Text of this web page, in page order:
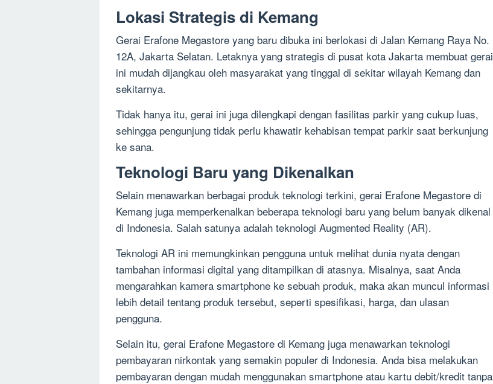
Lokasi Strategis di Kemang
Gerai Erafone Megastore yang baru dibuka ini berlokasi di Jalan Kemang Raya No.
12A, Jakarta Selatan. Letaknya yang strategis di pusat kota Jakarta membuat gerai
ini mudah dijangkau oleh masyarakat yang tinggal di sekitar wilayah Kemang dan
sekitarnya.
Tidak hanya itu, gerai ini juga dilengkapi dengan fasilitas parkir yang cukup luas,
sehingga pengunjung tidak perlu khawatir kehabisan tempat parkir saat berkunjung
ke sana.
Teknologi Baru yang Dikenalkan
Selain menawarkan berbagai produk teknologi terkini, gerai Erafone Megastore di
Kemang juga memperkenalkan beberapa teknologi baru yang belum banyak dikenal
di Indonesia. Salah satunya adalah teknologi Augmented Reality (AR).
Teknologi AR ini memungkinkan pengguna untuk melihat dunia nyata dengan
tambahan informasi digital yang ditampilkan di atasnya. Misalnya, saat Anda
mengarahkan kamera smartphone ke sebuah produk, maka akan muncul informasi
lebih detail tentang produk tersebut, seperti spesifikasi, harga, dan ulasan
pengguna.
Selain itu, gerai Erafone Megastore di Kemang juga menawarkan teknologi
pembayaran nirkontak yang semakin populer di Indonesia. Anda bisa melakukan
pembayaran dengan mudah menggunakan smartphone atau kartu debit/kredit tanpa